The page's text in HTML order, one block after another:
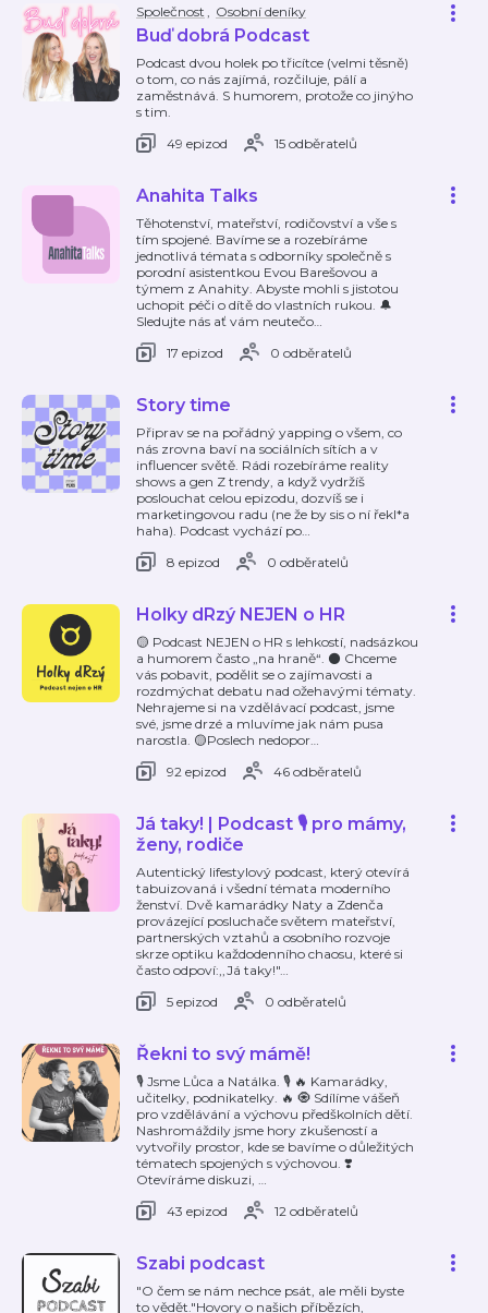
Společnost , Osobní deníky
Buď dobrá Podcast
Podcast dvou holek po třicítce (velmi těsně)
o tom, co nás zajímá, rozčiluje, pálí a
zaměstnává. S humorem, protože co jinýho
s tim.
49 epizod
15 odběratelů
Anahita Talks
Těhotenství, mateřství, rodičovství a vše s
tím spojené. Bavíme se a rozebíráme
jednotlivá témata s odborníky společně s
porodní asistentkou Evou Barešovou a
týmem z Anahity. Abyste mohli s jistotou
uchopit péči o dítě do vlastních rukou. 🔔
Sledujte nás ať vám neutečo…
17 epizod
0 odběratelů
Story time
Připrav se na pořádný yapping o všem, co
nás zrovna baví na sociálních sítích a v
influencer světě. Rádi rozebíráme reality
shows a gen Z trendy, a když vydržíš
poslouchat celou epizodu, dozvíš se i
marketingovou radu (ne že by sis o ní řekl*a
haha). Podcast vychází po…
8 epizod
0 odběratelů
Holky dRzý NEJEN o HR
🟡 Podcast NEJEN o HR s lehkostí, nadsázkou
a humorem často „na hraně“. ⚫️ Chceme
vás pobavit, podělit se o zajímavosti a
rozdmýchat debatu nad ožehavými tématy.
Nehrajeme si na vzdělávací podcast, jsme
své, jsme drzé a mluvíme jak nám pusa
narostla. 🟡Poslech nedopor…
92 epizod
46 odběratelů
Já taky! | Podcast 🎙️ pro mámy,
ženy, rodiče
Autentický lifestylový podcast, který otevírá
tabuizovaná i všední témata moderního
ženství. Dvě kamarádky Naty a Zdenča
provázející posluchače světem mateřství,
partnerských vztahů a osobního rozvoje
skrze optiku každodenního chaosu, které si
často odpoví:,,Já taky!"…
5 epizod
0 odběratelů
Řekni to svý mámě!
🎙️ Jsme Lůca a Natálka. 🎙️ 🔥 Kamarádky,
učitelky, podnikatelky. 🔥 🧿 Sdílíme vášeň
pro vzdělávání a výchovu předškolních dětí.
Nashromáždily jsme hory zkušeností a
vytvořily prostor, kde se bavíme o důležitých
tématech spojených s výchovou. ❣️
Otevíráme diskuzi, …
43 epizod
12 odběratelů
Szabi podcast
"O čem se nám nechce psát, ale měli byste
to vědět."Hovory o našich příbězích,